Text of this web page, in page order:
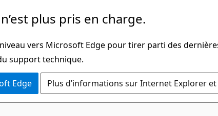
plus pris en charge.
vers Microsoft Edge pour tirer parti des
support technique.
Edge Plus d’informations sur Internet Explorer